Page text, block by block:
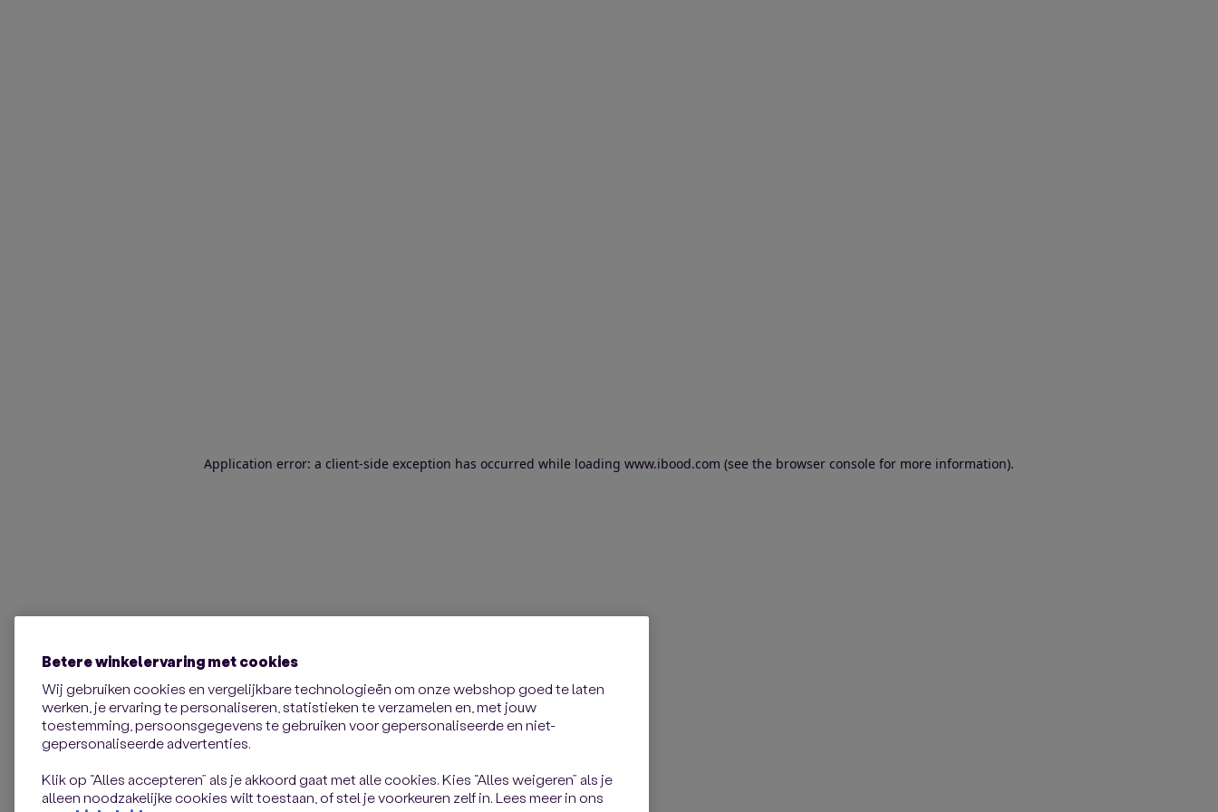
Application error: a client-side exception has occurred while loading www.ibood.com (see the browser console for more information).
Betere winkelervaring met cookies
Wij gebruiken cookies en vergelijkbare technologieën om onze webshop goed te laten
werken, je ervaring te personaliseren, statistieken te verzamelen en, met jouw
toestemming, persoonsgegevens te gebruiken voor gepersonaliseerde en niet-
gepersonaliseerde advertenties.
Klik op “Alles accepteren” als je akkoord gaat met alle cookies. Kies “Alles weigeren” als je
alleen noodzakelijke cookies wilt toestaan, of stel je voorkeuren zelf in. Lees meer in ons